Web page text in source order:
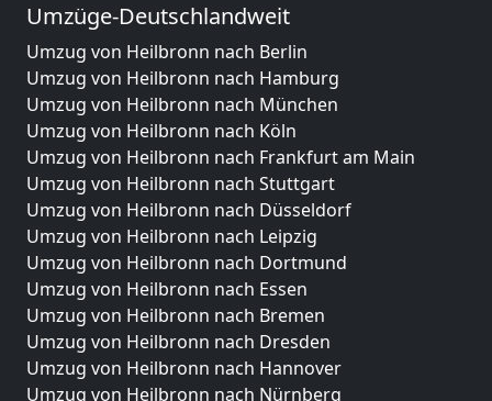
Umzüge-Deutschlandweit
Umzug von Heilbronn nach Berlin
Umzug von Heilbronn nach Hamburg
Umzug von Heilbronn nach München
Umzug von Heilbronn nach Köln
Umzug von Heilbronn nach Frankfurt am Main
Umzug von Heilbronn nach Stuttgart
Umzug von Heilbronn nach Düsseldorf
Umzug von Heilbronn nach Leipzig
Umzug von Heilbronn nach Dortmund
Umzug von Heilbronn nach Essen
Umzug von Heilbronn nach Bremen
Umzug von Heilbronn nach Dresden
Umzug von Heilbronn nach Hannover
Umzug von Heilbronn nach Nürnberg